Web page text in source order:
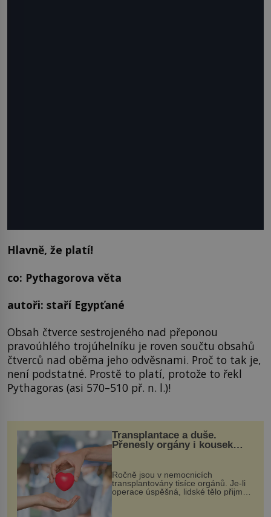
Hlavně, že platí!
co: Pythagorova věta
autoři: staří Egypťané
Obsah čtverce sestrojeného nad přeponou
pravoúhlého trojúhelníku je roven součtu obsahů
čtverců nad oběma jeho odvěsnami. Proč to tak je,
není podstatné. Prostě to platí, protože to řekl
Pythagoras (asi 570–510 př. n. l.)!
Transplantace a duše.
Přenesly orgány i kousek
Ročně jsou v nemocnicích
transplantovány tisíce orgánů. Je-li
operace úspěšná, lidské tělo přijme